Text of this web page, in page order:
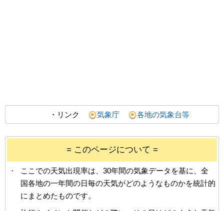
・リンク 気象庁 各地の気象台等
= このページについて =
・
ここでの天気出現率は、30年間の気象データを基に、全
国各地の一年間の日毎の天気がどのようなものかを統計的
にまとめたものです。